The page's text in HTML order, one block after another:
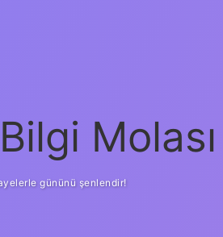
Molası
gününü şenlendir!